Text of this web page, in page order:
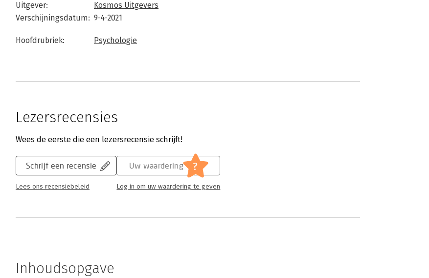
Uitgever:
Kosmos Uitgevers
Verschijningsdatum: 9-4-2021
Hoofdrubriek: Psychologie
Lezersrecensies
Wees de eerste die een lezersrecensie schrijft!
Schrijf een recensie
Lees ons recensiebeleid
Uw waardering ?
Log in om uw waardering te geven
Inhoudsopgave